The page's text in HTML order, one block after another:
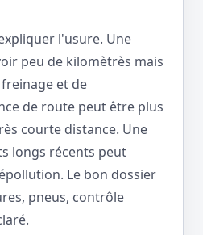
l'usure. Une
peu de kilomètrès mais
et de
de route peut être plus
courte distance. Une
longs récents peut
Le bon dossier
pneus, contrôle